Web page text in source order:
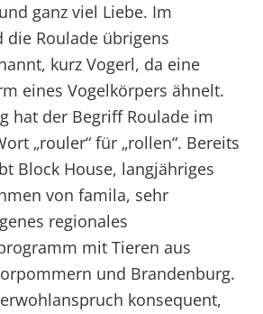
ganz viel Liebe. Im
Roulade übrigens
kurz Vogerl, da eine
eines Vogelkörpers ähnelt.
hat der Begriff Roulade im
„rouler“ für „rollen“. Bereits
Block House, langjähriges
von famila, sehr
regionales
mit Tieren aus
und Brandenburg.
konsequent,